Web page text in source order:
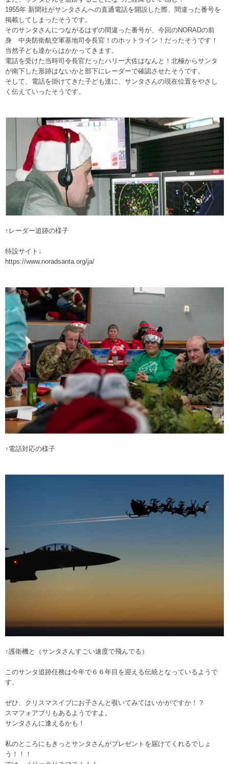
1955年 新聞社がサンタさんへの直通電話を開設した際、間違った番号を
掲載してしまったそうです。
そのサンタさんにつながるはずの間違った番号が、今回のNORADの前
身 中央防衛航空軍基地司令長官！のホットライン！だったそうです！
当然子ども達からはかかってきます。
電話を受けた当時司令長官だったハリー大佐はなんと！北極からサンタ
が南下した形跡はないかと部下にレーダーで確認させたそうです。
そして、電話を掛けてきた子ども達に、サンタさんの現在位置をやさし
く伝えていったそうです。
↑レーダー追跡の様子
特設サイト↓
https://www.noradsanta.org/ja/
↑電話対応の様子
↑護衛機と（サンタさんすごい速度で飛んでる）
このサンタ追跡任務は今年で６６年目を迎える伝統となっているようで
す。
ぜひ、クリスマスイブにお子さんと覗いてみてはいかがですか！？
スマフォアプリもあるようですよ。
サンタさんに逢えるかも！
私のところにもきっとサンタさんがプレゼントを届けてくれるでしょ
う！！！